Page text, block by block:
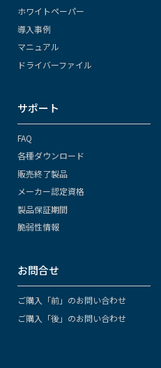
ホワイトペーパー
導入事例
マニュアル
ドライバーファイル
サポート
FAQ
各種ダウンロード
販売終了製品
メーカー認定資格
製品保証期間
脆弱性情報
お問合せ
ご購入「前」のお問い合わせ
ご購入「後」のお問い合わせ